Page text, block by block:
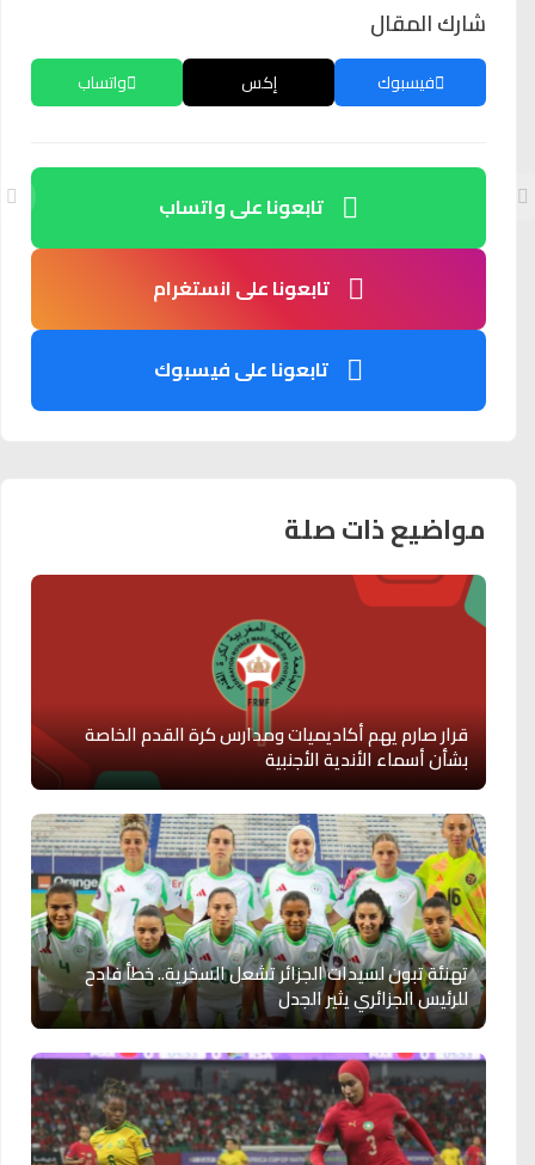
شارك المقال
فيسبوك إكس واتساب
تابعونا على واتساب
تابعونا على انستغرام
تابعونا على فيسبوك
مواضيع ذات صلة
قرار صارم يهم أكاديميات ومدارس كرة القدم الخاصة
بشأن أسماء الأندية الأجنبية
تهنئة تبون لسيدات الجزائر تشعل السخرية.. خطأ فادح
للرئيس الجزائري يثير الجدل